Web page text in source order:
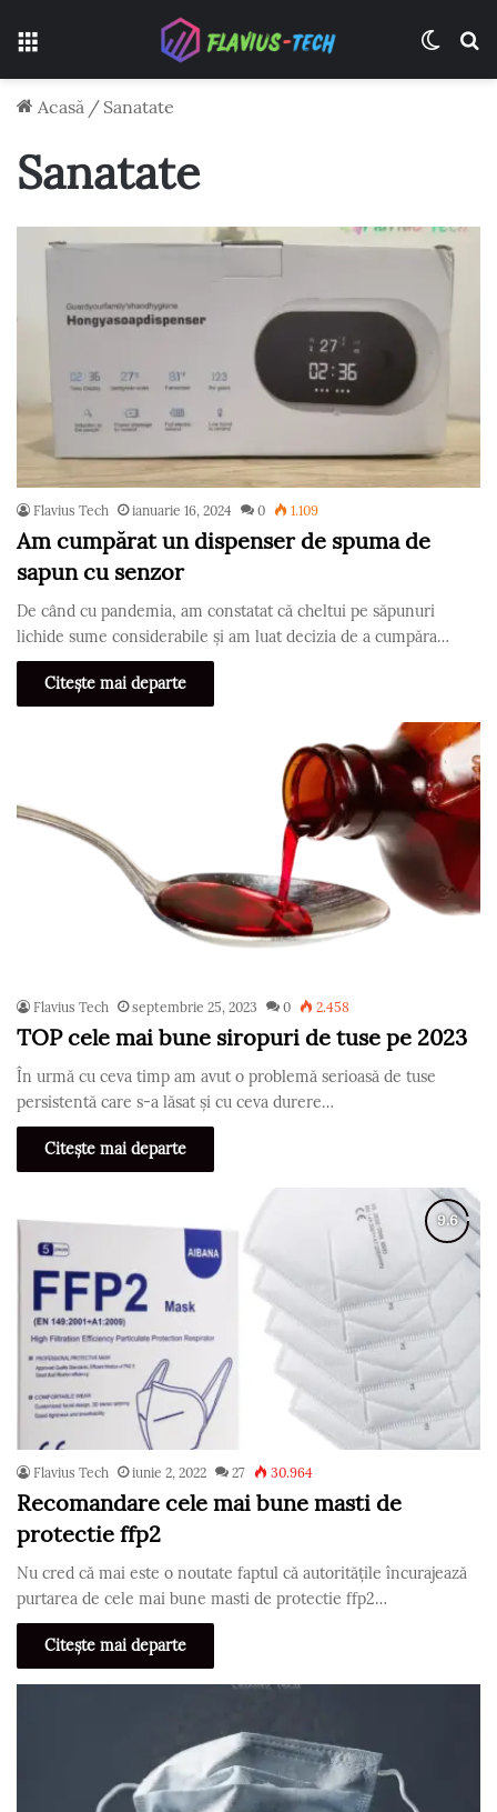
Acasă / Sanatate
Sanatate
Flavius Tech ianuarie 16, 2024 0 1.109
Am cumpărat un dispenser de spuma de
sapun cu senzor
De când cu pandemia, am constatat că cheltui pe săpunuri
lichide sume considerabile și am luat decizia de a cumpăra…
Citește mai departe
Flavius Tech septembrie 25, 2023 0 2.458
TOP cele mai bune siropuri de tuse pe 2023
În urmă cu ceva timp am avut o problemă serioasă de tuse
persistentă care s-a lăsat și cu ceva durere…
Citește mai departe
Flavius Tech iunie 2, 2022 27 30.964
Recomandare cele mai bune masti de
protectie ffp2
Nu cred că mai este o noutate faptul că autoritățile încurajează
purtarea de cele mai bune masti de protectie ffp2…
Citește mai departe